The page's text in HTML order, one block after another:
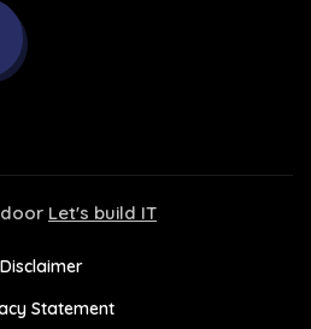
Let's build IT
Disclaimer
Statement